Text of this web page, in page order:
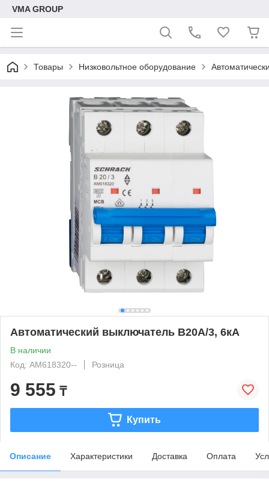
VMA GROUP
Товары Низковольтное оборудование
Автоматический выключатель B20А/3, 6кА
В наличии
Код: AM618320--
Розница
9 555 ₸
Купить
Описание Характеристики Доставка Оплата